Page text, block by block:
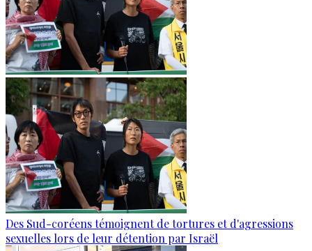
Des Sud-coréens témoignent de tortures et d'agressions
sexuelles lors de leur détention par Israël